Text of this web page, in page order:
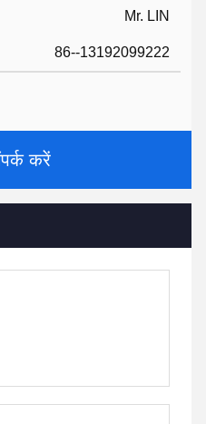
Mr. LIN
86--13192099222
करें